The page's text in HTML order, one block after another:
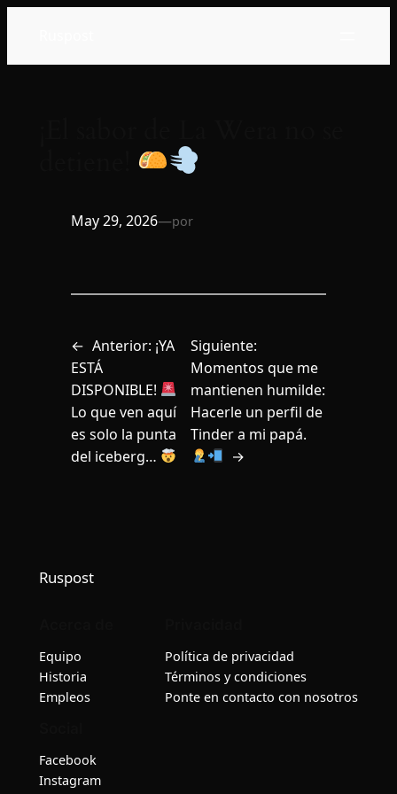
contenido
May 29, 2026—por
← Anterior: ¡YA
ESTÁ
DISPONIBLE!
Lo que ven aquí
es solo la punta
del iceberg…
Siguiente:
Momentos que me
mantienen humilde:
Hacerle un perfil de
Tinder a mi papá.
→
Ruspost
Equipo
Historia
Empleos
Política de privacidad
Términos y condiciones
Ponte en contacto con nosotros
Facebook
Instagram